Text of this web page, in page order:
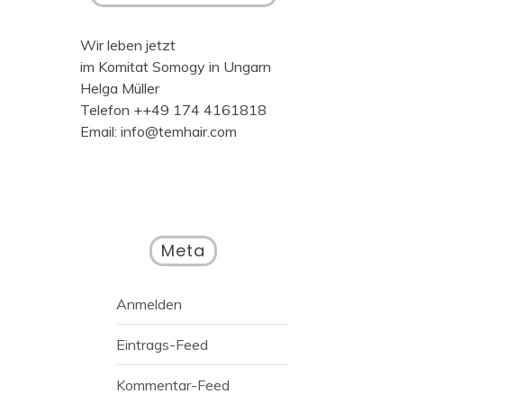
Wir leben jetzt
im Komitat Somogy in Ungarn
Helga Müller
Telefon ++49 174 4161818
Email: info@temhair.com
Meta
Anmelden
Eintrags-Feed
Kommentar-Feed